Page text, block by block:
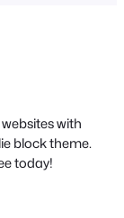
with
block theme.
today!